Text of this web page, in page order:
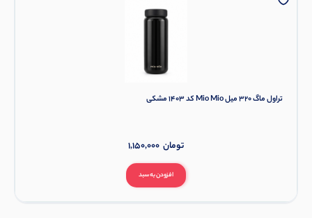
تراول ماگ ۳۲۰ میل Mio Mio کد ۱۴۰۳ مشکی
افزودن به سبد
1,150,000 تومان